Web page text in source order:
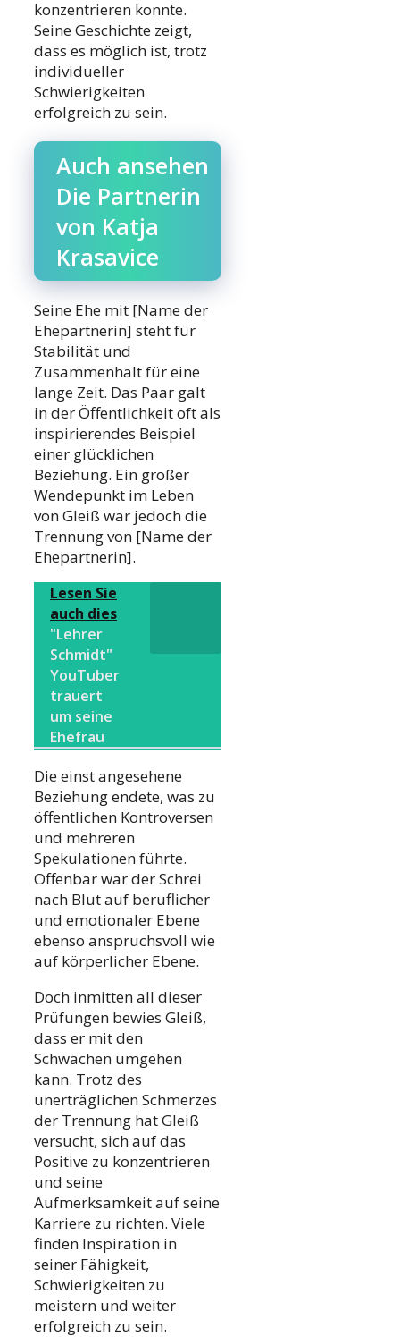
konzentrieren konnte.
Seine Geschichte zeigt,
dass es möglich ist, trotz
individueller
Schwierigkeiten
erfolgreich zu sein.
Auch ansehen
Die Partnerin
von Katja
Krasavice
Seine Ehe mit [Name der
Ehepartnerin] steht für
Stabilität und
Zusammenhalt für eine
lange Zeit. Das Paar galt
in der Öffentlichkeit oft als
inspirierendes Beispiel
einer glücklichen
Beziehung. Ein großer
Wendepunkt im Leben
von Gleiß war jedoch die
Trennung von [Name der
Ehepartnerin].
Lesen Sie
auch dies
"Lehrer
Schmidt"
YouTuber
trauert
um seine
Ehefrau
Die einst angesehene
Beziehung endete, was zu
öffentlichen Kontroversen
und mehreren
Spekulationen führte.
Offenbar war der Schrei
nach Blut auf beruflicher
und emotionaler Ebene
ebenso anspruchsvoll wie
auf körperlicher Ebene.
Doch inmitten all dieser
Prüfungen bewies Gleiß,
dass er mit den
Schwächen umgehen
kann. Trotz des
unerträglichen Schmerzes
der Trennung hat Gleiß
versucht, sich auf das
Positive zu konzentrieren
und seine
Aufmerksamkeit auf seine
Karriere zu richten. Viele
finden Inspiration in
seiner Fähigkeit,
Schwierigkeiten zu
meistern und weiter
erfolgreich zu sein.